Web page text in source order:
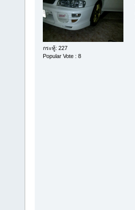
กระทู้: 227
Popular Vote : 8